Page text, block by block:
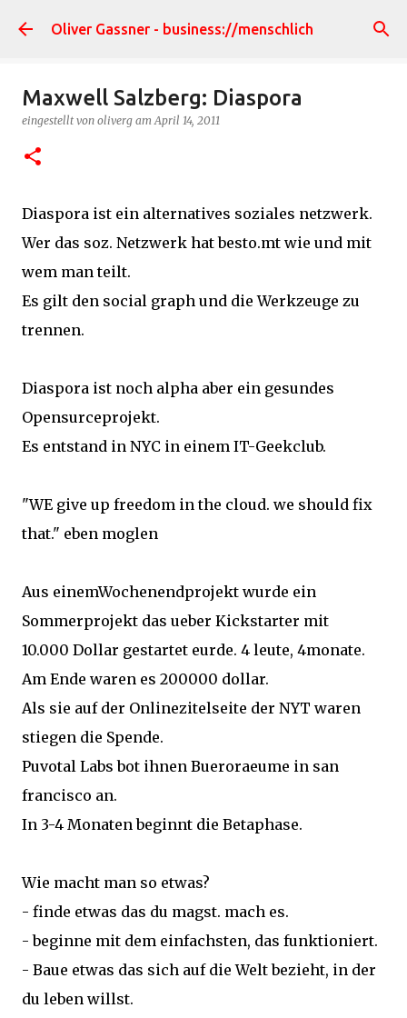
Direkt zum Hauptbereich
Oliver Gassner - business://menschlich
Maxwell Salzberg: Diaspora
eingestellt von oliverg amApril 14, 2011
Diaspora ist ein alternatives soziales netzwerk.
Wer das soz. Netzwerk hat besto.mt wie und mit
wem man teilt.
Es gilt den social graph und die Werkzeuge zu
trennen.
Diaspora ist noch alpha aber ein gesundes
Opensurceprojekt.
Es entstand in NYC in einem IT-Geekclub.
"WE give up freedom in the cloud. we should fix
that." eben moglen
Aus einemWochenendprojekt wurde ein
Sommerprojekt das ueber Kickstarter mit
10.000 Dollar gestartet eurde. 4 leute, 4monate.
Am Ende waren es 200000 dollar.
Als sie auf der Onlinezitelseite der NYT waren
stiegen die Spende.
Puvotal Labs bot ihnen Bueroraeume in san
francisco an.
In 3-4 Monaten beginnt die Betaphase.
Wie macht man so etwas?
- finde etwas das du magst. mach es.
- beginne mit dem einfachsten, das funktioniert.
- Baue etwas das sich auf die Welt bezieht, in der
du leben willst.